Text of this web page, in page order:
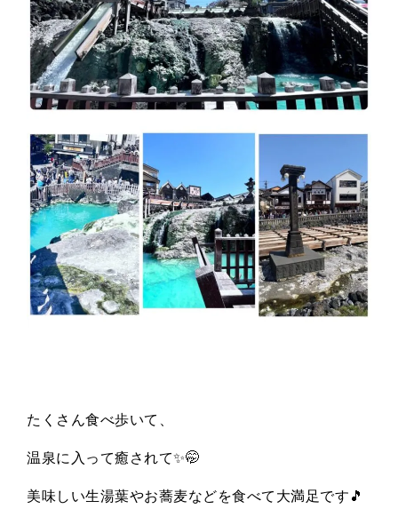
たくさん食べ歩いて、
温泉に入って癒されて✨🤭
美味しい生湯葉やお蕎麦などを食べて大満足です🎵